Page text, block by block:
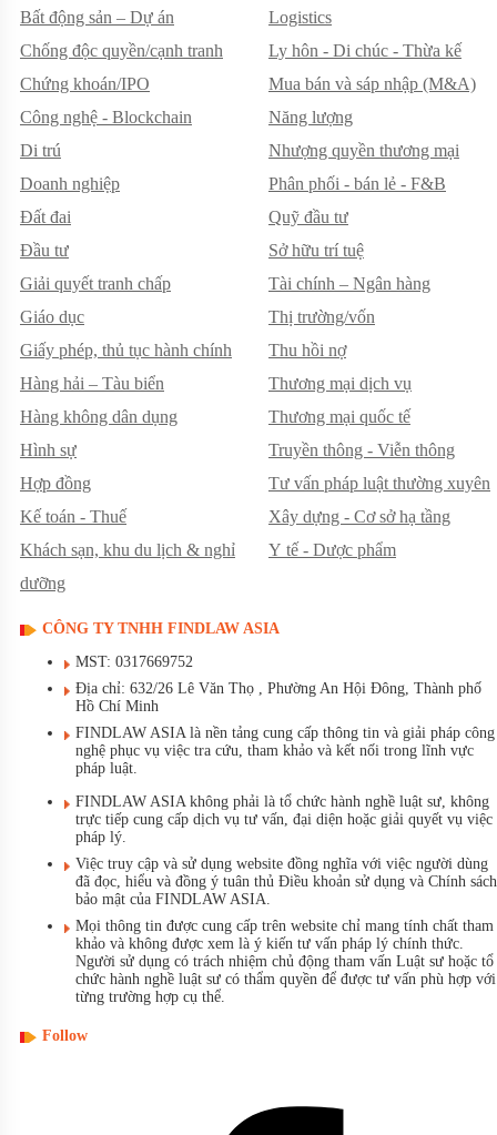
Bất động sản – Dự án
Chống độc quyền/cạnh tranh
Chứng khoán/IPO
Công nghệ - Blockchain
Di trú
Doanh nghiệp
Đất đai
Đầu tư
Giải quyết tranh chấp
Giáo dục
Giấy phép, thủ tục hành chính
Hàng hải – Tàu biển
Hàng không dân dụng
Hình sự
Hợp đồng
Kế toán - Thuế
Khách sạn, khu du lịch & nghỉ
dưỡng
Logistics
Ly hôn - Di chúc - Thừa kế
Mua bán và sáp nhập (M&A)
Năng lượng
Nhượng quyền thương mại
Phân phối - bán lẻ - F&B
Quỹ đầu tư
Sở hữu trí tuệ
Tài chính – Ngân hàng
Thị trường/vốn
Thu hồi nợ
Thương mại dịch vụ
Thương mại quốc tế
Truyền thông - Viễn thông
Tư vấn pháp luật thường xuyên
Xây dựng - Cơ sở hạ tầng
Y tế - Dược phẩm
CÔNG TY TNHH FINDLAW ASIA
MST: 0317669752
Địa chỉ: 632/26 Lê Văn Thọ , Phường An Hội Đông, Thành phố
Hồ Chí Minh
FINDLAW ASIA là nền tảng cung cấp thông tin và giải pháp công
nghệ phục vụ việc tra cứu, tham khảo và kết nối trong lĩnh vực
pháp luật.
FINDLAW ASIA không phải là tổ chức hành nghề luật sư, không
trực tiếp cung cấp dịch vụ tư vấn, đại diện hoặc giải quyết vụ việc
pháp lý.
Việc truy cập và sử dụng website đồng nghĩa với việc người dùng
đã đọc, hiểu và đồng ý tuân thủ Điều khoản sử dụng và Chính sách
bảo mật của FINDLAW ASIA.
Mọi thông tin được cung cấp trên website chỉ mang tính chất tham
khảo và không được xem là ý kiến tư vấn pháp lý chính thức.
Người sử dụng có trách nhiệm chủ động tham vấn Luật sư hoặc tổ
chức hành nghề luật sư có thẩm quyền để được tư vấn phù hợp với
từng trường hợp cụ thể.
Follow